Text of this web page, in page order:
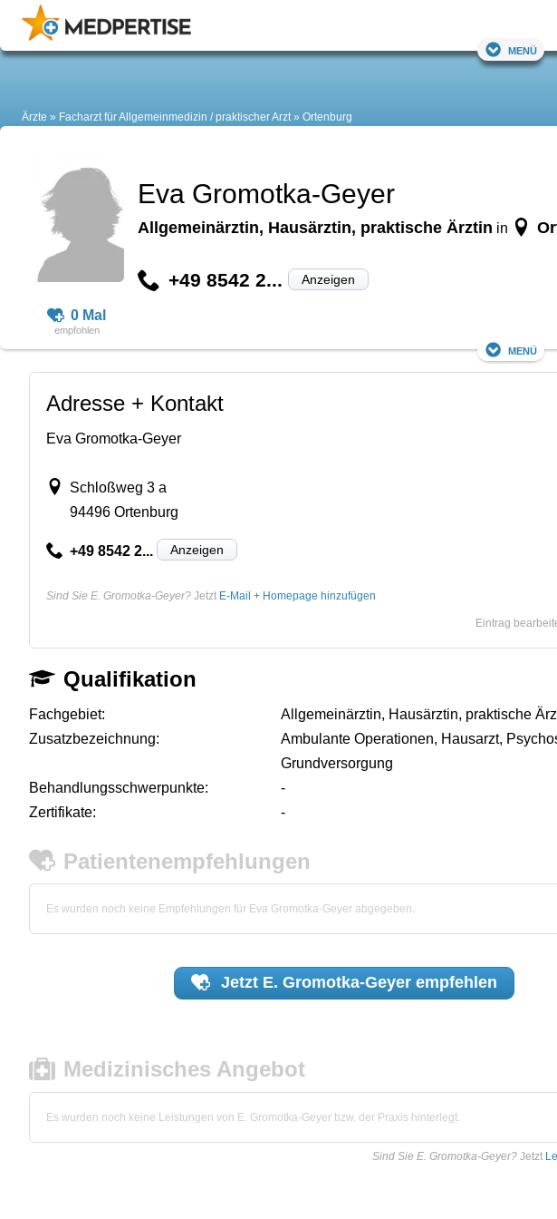
Menü
Ärzte Facharzt für Allgemeinmedizin / praktischer Arzt Ortenburg
0 Mal
Eva Gromotka-Geyer
Allgemeinärztin, Hausärztin, praktische Ärztin in
+49 8542 2... Anzeigen
Menü
Adresse + Kontakt
Eva Gromotka-Geyer
Schloßweg 3 a
94496 Ortenburg
+49 8542 2... Anzeigen
Sind Sie E. Gromotka-Geyer? Jetzt E-Mail + Homepage hinzufügen
Eintrag
Qualifikation
Fachgebiet:
Allgemeinärztin, Hausärztin, praktische
Zusatzbezeichnung:
Ambulante Operationen, Hausarzt,
Grundversorgung
Behandlungsschwerpunkte:
-
Zertifikate:
-
Patientenempfehlungen
Es wurden noch keine Empfehlungen für Eva Gromotka-Geyer abgegeben.
Jetzt E. Gromotka-Geyer empfehlen
Medizinisches Angebot
Es wurden noch keine Leistungen von E. Gromotka-Geyer bzw. der Praxis hinterlegt.
Sind Sie E. Gromotka-Geyer? Jetzt